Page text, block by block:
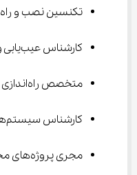
تکنسین نصب و راه‌اندازی سیستم‌های انتقال داده
کارشناس عیب‌یابی و نگهداری سیستم‌های تلفنی
متخصص راه‌اندازی و نگهداری فیبر نوری
کارشناس سیستم‌های رادیویی و آنتن‌دهی
مجری پروژه‌های مخابراتی و ارتباطات داده